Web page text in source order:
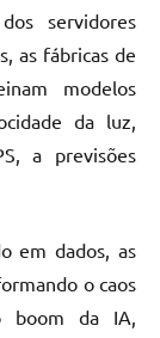
servidores
as fábricas de
modelos
da luz,
a previsões
em dados, as
o caos
boom da IA,